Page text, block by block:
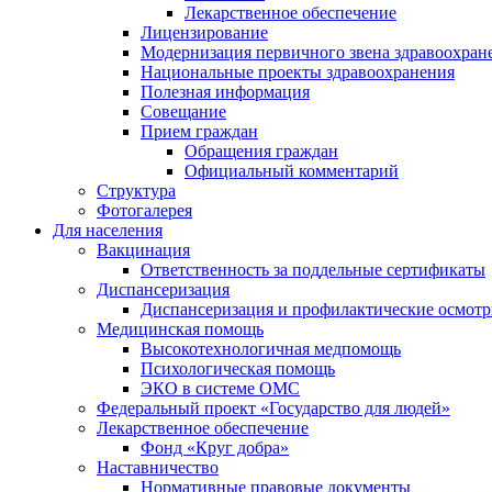
Лекарственное обеспечение
Лицензирование
Модернизация первичного звена
Национальные проекты здравоохранения
Полезная информация
Совещание
Прием граждан
Обращения граждан
Официальный комментарий
Структура
Фотогалерея
Для населения
Вакцинация
Ответственность за поддельные сертификаты
Диспансеризация
Диспансеризация и профилактические
Медицинская помощь
Высокотехнологичная медпомощь
Психологическая помощь
ЭКО в системе ОМС
Федеральный проект «Государство для людей»
Лекарственное обеспечение
Фонд «Круг добра»
Наставничество
Нормативные правовые документы